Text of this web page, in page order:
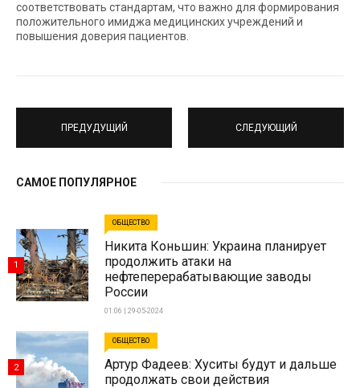
соответствовать стандартам, что важно для формирования
положительного имиджа медицинских учреждений и
повышения доверия пациентов.
ПРЕДУДУЩИЙ СЛЕДУЮЩИЙ
САМОЕ ПОПУЛЯРНОЕ
ОБЩЕСТВО
Никита Коньшин: Украина планирует
продолжить атаки на
нефтеперерабатывающие заводы
России
01:06 | 29-05-2024
1
ОБЩЕСТВО
Артур Фадеев: Хуситы будут и дальше
продолжать свои действия
2